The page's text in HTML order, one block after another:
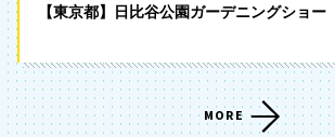
【東京都】日比谷公園ガーデニングショー
MORE